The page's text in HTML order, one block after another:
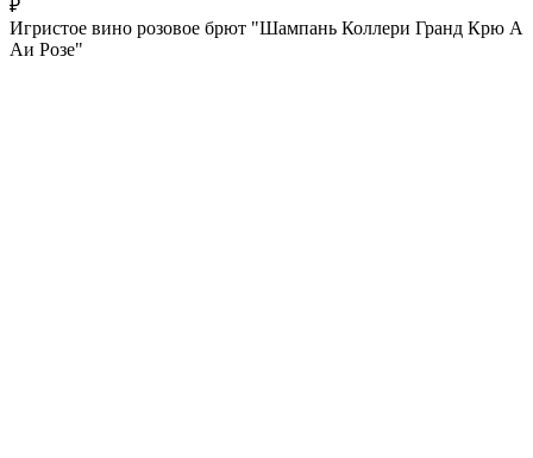
₽
Игристое вино розовое брют "Шампань Коллери Гранд Крю А
Аи Розе"